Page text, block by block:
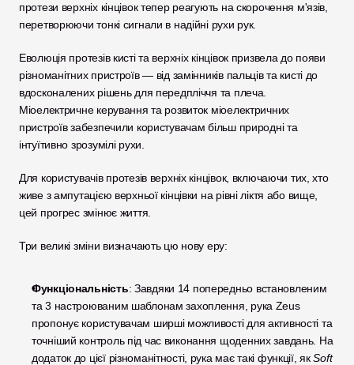
протези верхніх кінцівок тепер реагують на скорочення м'язів,
перетворюючи тонкі сигнали в надійні рухи рук.
Еволюція протезів кисті та верхніх кінцівок призвела до появи
різноманітних пристроїв — від замінників пальців та кисті до
вдосконалених рішень для передпліччя та плеча.
Міоелектричне керування та розвиток міоелектричних
пристроїв забезпечили користувачам більш природні та
інтуїтивно зрозумілі рухи.
Для користувачів протезів верхніх кінцівок, включаючи тих, хто
живе з ампутацією верхньої кінцівки на рівні ліктя або вище,
цей прогрес змінює життя.
Три великі зміни визначають цю нову еру:
Функціональність: Завдяки 14 попередньо встановленим
та 3 настроюваним шаблонам захоплення, рука Zeus
пропонує користувачам ширші можливості для активності та
точніший контроль під час виконання щоденних завдань. На
додаток до цієї різноманітності, рука має такі функції, як Soft